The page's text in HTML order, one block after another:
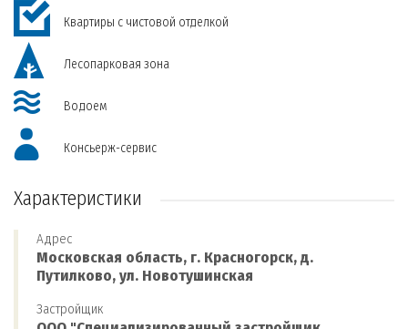
Квартиры с чистовой отделкой
Лесопарковая зона
Водоем
Консьерж-сервис
Характеристики
Адрес
Московская область, г. Красногорск, д.
Путилково, ул. Новотушинская
Застройщик